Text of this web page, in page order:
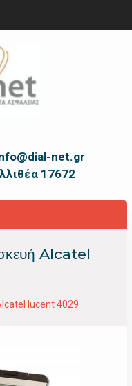
net.gr
17672
Alcatel
lucent 4029